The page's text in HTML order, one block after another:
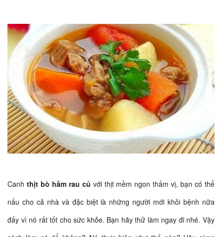
Canh thịt bò hầm rau củ với thịt mềm ngon thấm vị, bạn có thể
nấu cho cả nhà và đặc biệt là những người mới khỏi bệnh nữa
đấy vì nó rất tốt cho sức khỏe. Bạn hãy thử làm ngay đi nhé. Vậy